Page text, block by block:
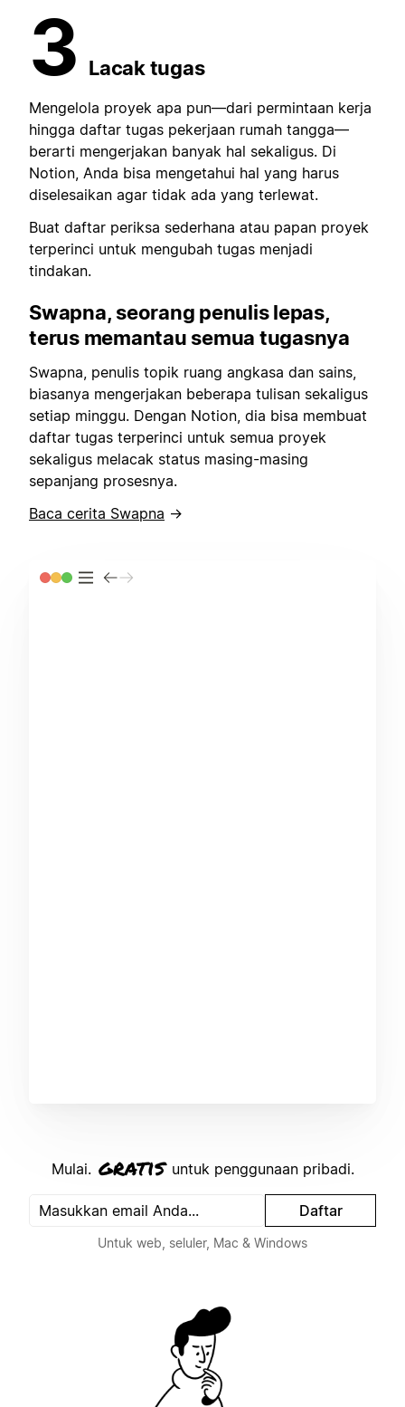
3 Lacak tugas
Mengelola proyek apa pun—dari permintaan kerja
hingga daftar tugas pekerjaan rumah tangga—
berarti mengerjakan banyak hal sekaligus. Di
Notion, Anda bisa mengetahui hal yang harus
diselesaikan agar tidak ada yang terlewat.
Buat daftar periksa sederhana atau papan proyek
terperinci untuk mengubah tugas menjadi
tindakan.
Swapna, seorang penulis lepas,
terus memantau semua tugasnya
Swapna, penulis topik ruang angkasa dan sains,
biasanya mengerjakan beberapa tulisan sekaligus
setiap minggu. Dengan Notion, dia bisa membuat
daftar tugas terperinci untuk semua proyek
sekaligus melacak status masing-masing
sepanjang prosesnya.
Baca cerita Swapna →
Mulai. gratisuntuk penggunaan pribadi.
Daftar
Untuk web, seluler, Mac & Windows